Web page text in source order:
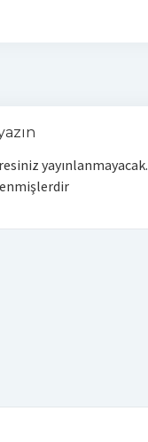
yayınlanmayacak.